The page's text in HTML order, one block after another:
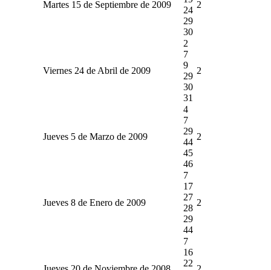
Martes 15 de Septiembre de 2009
24
29
30
2
Viernes 24 de Abril de 2009
2
7
9
29
30
31
2
Jueves 5 de Marzo de 2009
4
7
29
44
45
46
2
Jueves 8 de Enero de 2009
7
17
27
28
29
44
2
7
16
22